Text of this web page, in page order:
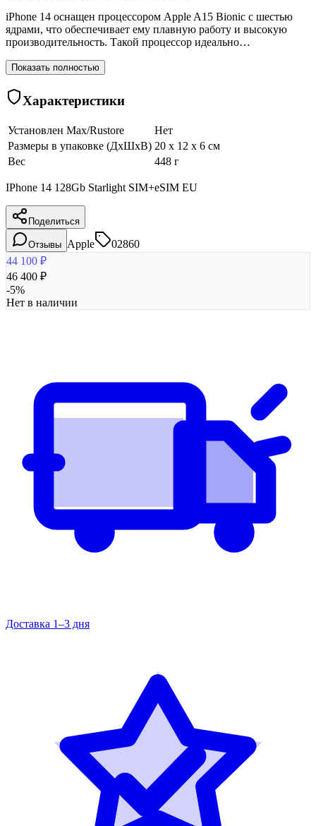
iPhone 14 оснащен процессором Apple A15 Bionic с шестью
ядрами, что обеспечивает ему плавную работу и высокую
производительность. Такой процессор идеально…
Показать полностью
Характеристики
Установлен Max/Rustore
Нет
Размеры в упаковке (ДхШхВ) 20 x 12 x 6 см
Вес
448 г
IPhone 14 128Gb Starlight SIM+eSIM EU
Поделиться
Отзывы Apple
02860
44 100 ₽
46 400 ₽
-5%
Нет в наличии
Доставка 1–3 дня